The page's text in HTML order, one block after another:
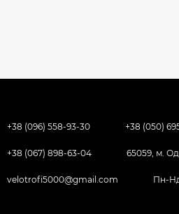
+38 (096) 558-93-30 +38 (050)
+38 (067) 898-63-04 65059, м.
velotrofi5000@gmail.com Пн-